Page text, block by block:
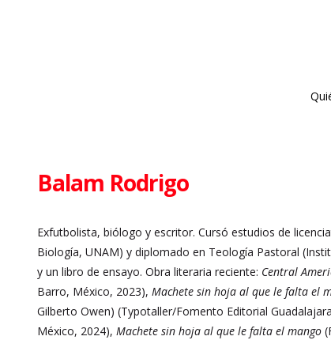
Balam Rodrigo
Exfutbolista, biólogo y escritor. Cursó estudios de
Biología, UNAM) y diplomado en Teología Pastoral
y un libro de ensayo. Obra literaria reciente: Central
Barro, México, 2023),Machete sin hoja al que le falta el
Gilberto Owen) (Typotaller/Fomento Editorial
México, 2024),Machete sin hoja al que le falta el mango